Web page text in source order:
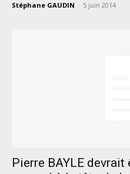
Stéphane GAUDIN - 5 juin 2014
Pierre BAYLE